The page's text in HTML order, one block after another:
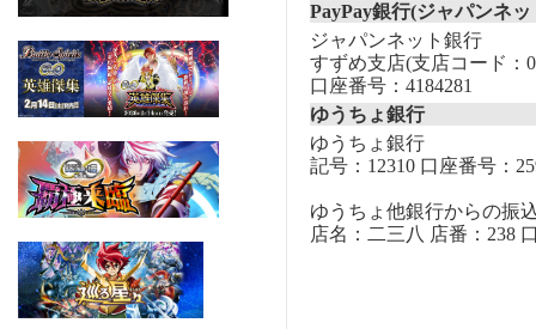
PayPay銀行(ジャパンネ
ジャパンネット銀行
すずめ支店(支店コード：
口座番号：4184281
ゆうちょ銀行
ゆうちょ銀行
記号：12310 口座番号：
ゆうちょ他銀行からの振
店名：二三八 店番：238